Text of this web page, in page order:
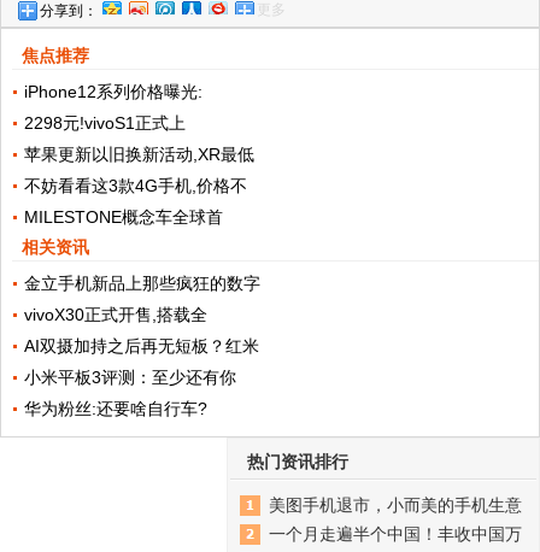
分享到： 更多
焦点推荐
iPhone12系列价格曝光:
2298元!vivoS1正式上
苹果更新以旧换新活动,XR最低
不妨看看这3款4G手机,价格不
MILESTONE概念车全球首
相关资讯
金立手机新品上那些疯狂的数字
vivoX30正式开售,搭载全
AI双摄加持之后再无短板？红米
小米平板3评测：至少还有你
华为粉丝:还要啥自行车?
热门资讯排行
美图手机退市，小而美的手机生意
一个月走遍半个中国！丰收中国万